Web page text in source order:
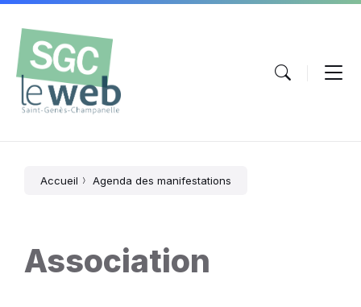
Aller
contenu
Passer
navigation
principale
Atteindre
pied
page
Accueil Agenda des manifestations
Association